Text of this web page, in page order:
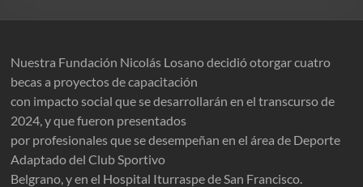
Nuestra Fundación Nicolás Losano decidió otorgar cuatro
becas a proyectos de capacitación
con impacto social que se desarrollarán en el transcurso de
2024, y que fueron presentados
por profesionales que se desempeñan en el área de Deporte
Adaptado del Club Sportivo
Belgrano, y en el Hospital Iturraspe de San Francisco.